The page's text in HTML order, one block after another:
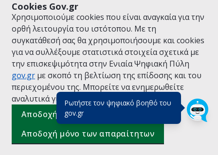
Ρωτήστε τον ψηφιακό βοηθό του
gov.gr(πάτησε για κλείσιμο)
Cookies Gov.gr
Χρησιμοποιούμε cookies που είναι αναγκαία για την
ορθή λειτουργία του ιστότοπου. Με τη
συγκατάθεσή σας θα χρησιμοποιήσουμε και cookies
για να συλλέξουμε στατιστικά στοιχεία σχετικά με
την επισκεψιμότητα στην Ενιαία Ψηφιακή Πύλη
gov.gr με σκοπό τη βελτίωση της επίδοσης και του
περιεχομένου της. Μπορείτε να ενημερωθείτε
αναλυτικά για την Πολιτική Cookies.
Αποδοχή όλων
Αποδοχή μόνο των απαραίτητων
Όροι Χρήσης
Πολιτική Απορρήτου
Δήλωση προσβασιμότητας
Πολιτική cookies
Προτάσεις για το gov.gr
Υλοποίηση από το Υπουργείο Ψηφιακής
Διακυβέρνησης
Ελληνικά |Αγγλικά